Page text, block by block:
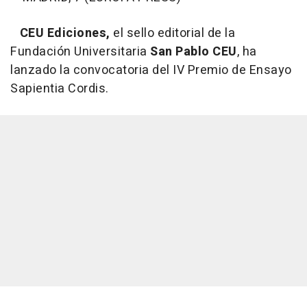
CEU Ediciones, el sello editorial de la
Fundación Universitaria San Pablo CEU, ha
lanzado la convocatoria del IV Premio de Ensayo
Sapientia Cordis.